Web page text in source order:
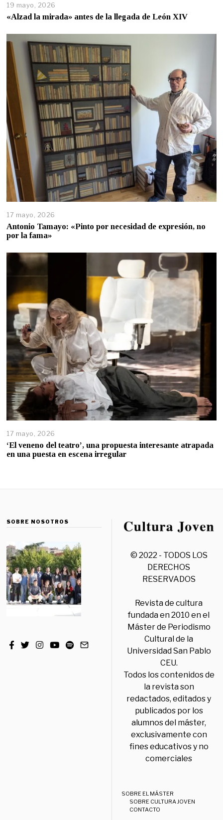
19 mayo, 2026
«Alzad la mirada» antes de la llegada de León XIV
17 mayo, 2026
Antonio Tamayo: «Pinto por necesidad de expresión, no
por la fama»
17 mayo, 2026
‘El veneno del teatro’, una propuesta interesante atrapada
en una puesta en escena irregular
SOBRE NOSOTROS
© 2022 - TODOS LOS
DERECHOS
RESERVADOS
Revista de cultura
fundada en 2010 en el
Máster de Periodismo
Cultural de la
Universidad San Pablo
CEU.
Todos los contenidos de
la revista son
redactados, editados y
publicados por los
alumnos del máster,
exclusivamente con
fines educativos y no
comerciales
SOBRE EL MÁSTER
SOBRE CULTURA JOVEN
CONTACTO